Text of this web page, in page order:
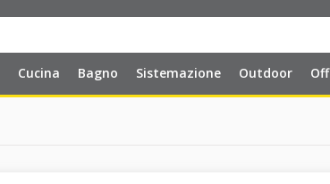
Cucina Bagno Sistemazione Outdoor